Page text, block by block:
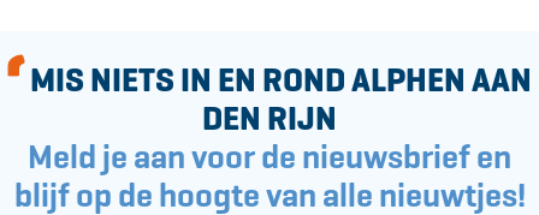
w
n MIS NIETS IN EN ROND ALPHEN AAN
DEN RIJN
Meld je aan voor de nieuwsbrief en
blijf op de hoogte van alle nieuwtjes!